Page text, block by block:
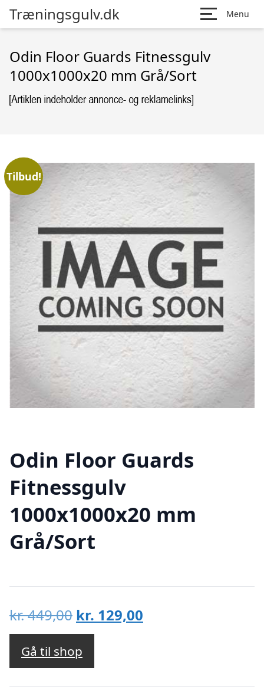
Træningsgulv.dk Menu
Odin Floor Guards Fitnessgulv
1000x1000x20 mm Grå/Sort
Tilbud!
Odin Floor Guards
Fitnessgulv
1000x1000x20 mm
Grå/Sort
kr.449,00 Den
oprindelige
pris
var:
kr. 449,00.
kr. 129,00
kr. 129,00.
Gå til shop